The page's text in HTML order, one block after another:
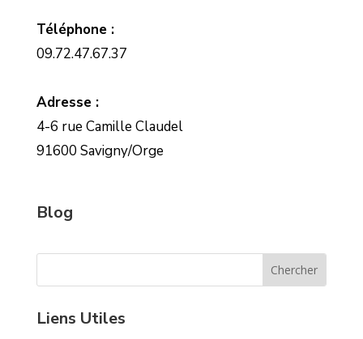
Téléphone :
09.72.47.67.37
Adresse :
4-6 rue Camille Claudel
91600 Savigny/Orge
Blog
Liens Utiles